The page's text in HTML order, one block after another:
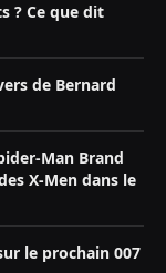
? Ce que dit
de Bernard
Man Brand
X-Men dans le
le prochain 007